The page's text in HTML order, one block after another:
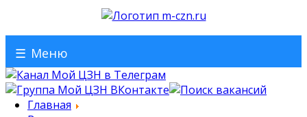
☰ Меню
Главная